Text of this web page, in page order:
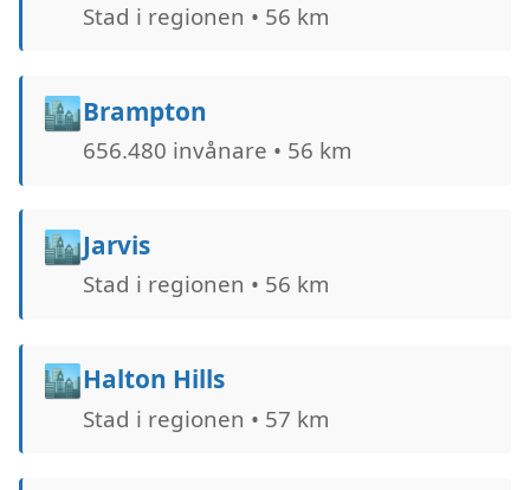
Stad i regionen • 56 km
🏙️Brampton
656.480 invånare • 56 km
🏙️Jarvis
Stad i regionen • 56 km
🏙️Halton Hills
Stad i regionen • 57 km